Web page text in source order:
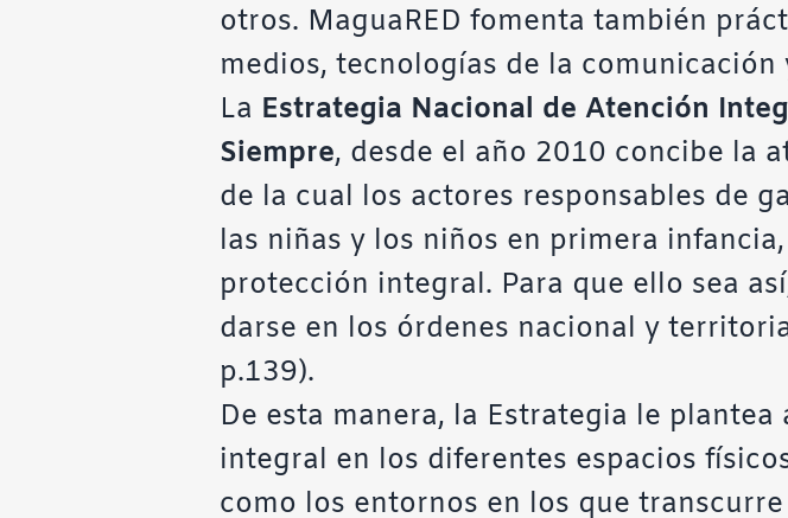
otros. MaguaRED fomenta también
medios, tecnologías de la
La Estrategia Nacional de Atención
Siempre, desde el año 2010 concibe la
de la cual los actores responsables de
las niñas y los niños en primera
protección integral. Para que ello sea
darse en los órdenes nacional y
p.139).
De esta manera, la Estrategia le
integral en los diferentes espacios
como los entornos en los que